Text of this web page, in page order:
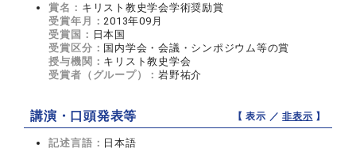
賞名： キリスト教史学会学術奨励賞
受賞年月：2013年09月
受賞国： 日本国
受賞区分： 国内学会・会議・シンポジウム等の賞
授与機関： キリスト教史学会
受賞者（グループ）：岩野祐介
講演・口頭発表等 【 表示 ／非表示 】
記述言語： 日本語